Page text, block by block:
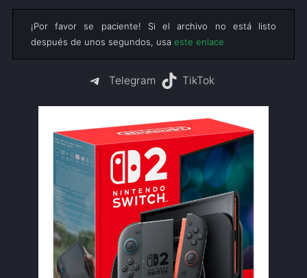
¡Por favor se paciente! Si el archivo no está listo
después de unos segundos, usa este enlace
Telegram TikTok